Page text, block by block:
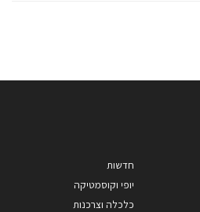
חדשות
יופי וקוסמטיקה
כלכלה וצרכנות